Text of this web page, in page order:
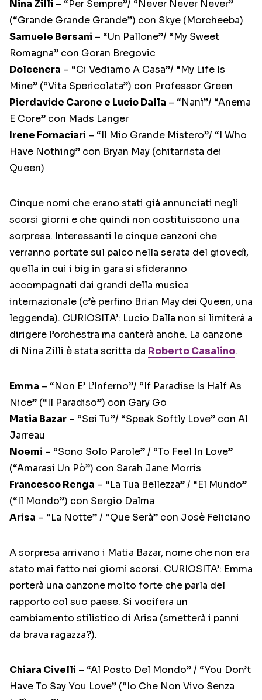
Nina Zilli – “Per Sempre”/ “Never Never Never”
(“Grande Grande Grande”) con Skye (Morcheeba)
Samuele Bersani – “Un Pallone”/ “My Sweet
Romagna” con Goran Bregovic
Dolcenera – “Ci Vediamo A Casa”/ “My Life Is
Mine” (“Vita Spericolata”) con Professor Green
Pierdavide Carone e Lucio Dalla – “Nanì”/ “Anema
E Core” con Mads Langer
Irene Fornaciari – “Il Mio Grande Mistero”/ “I Who
Have Nothing” con Bryan May (chitarrista dei
Queen)
Cinque nomi che erano stati già annunciati negli
scorsi giorni e che quindi non costituiscono una
sorpresa. Interessanti le cinque canzoni che
verranno portate sul palco nella serata del giovedì,
quella in cui i big in gara si sfideranno
accompagnati dai grandi della musica
internazionale (c’è perfino Brian May dei Queen, una
leggenda). CURIOSITA’: Lucio Dalla non si limiterà a
dirigere l’orchestra ma canterà anche. La canzone
di Nina Zilli è stata scritta da Roberto Casalino.
Emma – “Non E’ L’Inferno”/ “If Paradise Is Half As
Nice” (“Il Paradiso”) con Gary Go
Matia Bazar – “Sei Tu”/ “Speak Softly Love” con Al
Jarreau
Noemi – “Sono Solo Parole” / “To Feel In Love”
(“Amarasi Un Pò”) con Sarah Jane Morris
Francesco Renga – “La Tua Bellezza” / “El Mundo”
(“Il Mondo”) con Sergio Dalma
Arisa – “La Notte” / “Que Serà” con Josè Feliciano
A sorpresa arrivano i Matia Bazar, nome che non era
stato mai fatto nei giorni scorsi. CURIOSITA’: Emma
porterà una canzone molto forte che parla del
rapporto col suo paese. Si vocifera un
cambiamento stilistico di Arisa (smetterà i panni
da brava ragazza?).
Chiara Civelli – “Al Posto Del Mondo” / “You Don’t
Have To Say You Love” (“Io Che Non Vivo Senza